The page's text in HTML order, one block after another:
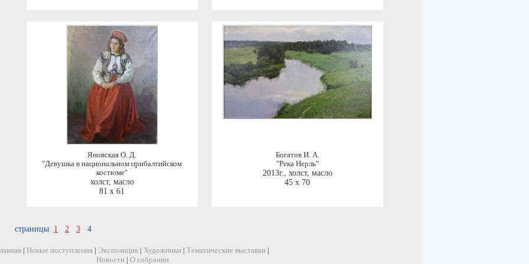
Яновская О. Д.
"Девушка в национальном прибалтийском
костюме"
холст, масло
81 x 61
Богатов И. А.
"Река Нерль"
2013г., холст, масло
45 x 70
страницы 1 2 3 4
Новые поступления Экспозиция Художники Тематические выставки
Новости
О собрании